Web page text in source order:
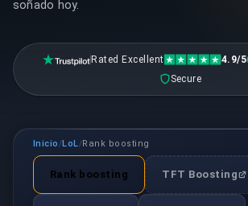
soñado hoy.
Rated Excellent 4.9/5
Secure
Inicio /LoL/Rank boosting
Rank boosting TFT Boosting